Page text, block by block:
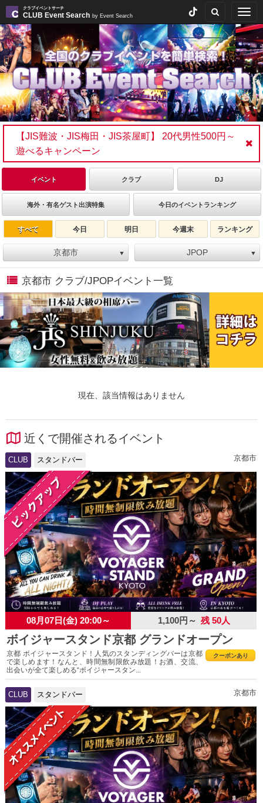
クラブイベントサーチ
CLUB Event Search by Event Search
【JIS難波・JIS梅田・JIS茶屋町】 20代男性500円～
遊べるキャンペーン
イベント クラブ DJ
海外・有名ゲスト出演特集 今日のイベントランキング
すべて 今日 明日 今週末 ランキング
京都市 ▼ JPOP ▼
京都市 クラブ/JPOPイベント一覧
現在、該当情報はありません
近くで開催されるイベント
CLUB スタンドバー 京都市
08月07日(金) 20:00～ 1,100円～ 残 50人
ボイジャースタンド京都 グランドオープン
クーポンあり
京都 ボイジャースタンド！人気のスタンディングバーは京都
で楽しめます！なんと、時間無制限飲み放題！お酒、交流、
出会いが全て楽しめる“ボイジャースタン...
CLUB スタンドバー 京都市